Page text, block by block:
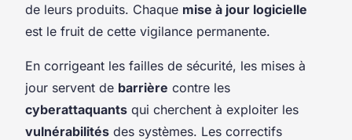
de leurs produits. Chaque mise à jour logicielle
est le fruit de cette vigilance permanente.
En corrigeant les failles de sécurité, les mises à
jour servent de barrière contre les
cyberattaquants qui cherchent à exploiter les
vulnérabilités des systèmes. Les correctifs